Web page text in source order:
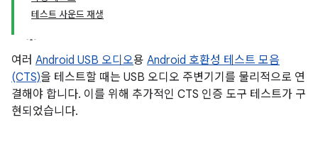
테스트 사운드 재생
여러 Android USB 오디오용 Android 호환성 테스트 모음
(CTS)을 테스트할 때는 USB 오디오 주변기기를 물리적으로 연
결해야 합니다. 이를 위해 추가적인 CTS 인증 도구 테스트가 구
현되었습니다.